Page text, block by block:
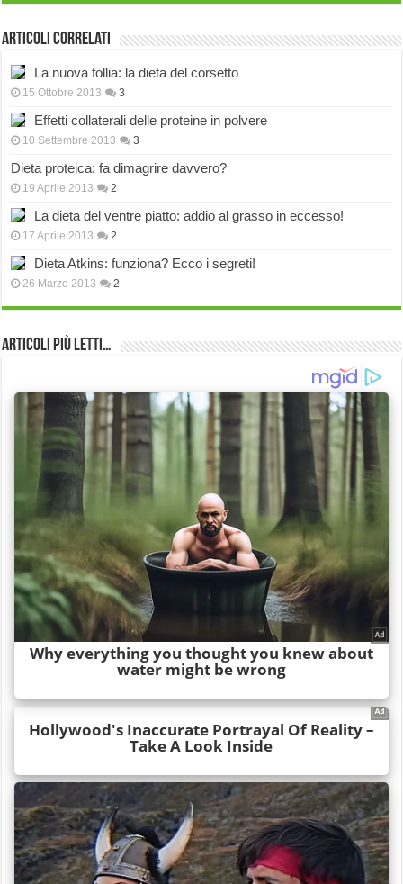
Articoli correlati
La nuova follia: la dieta del corsetto
15 Ottobre 2013 3
Effetti collaterali delle proteine in polvere
10 Settembre 2013 3
Dieta proteica: fa dimagrire davvero?
19 Aprile 2013 2
La dieta del ventre piatto: addio al grasso in eccesso!
17 Aprile 2013 2
Dieta Atkins: funziona? Ecco i segreti!
26 Marzo 2013 2
Articoli più Letti…